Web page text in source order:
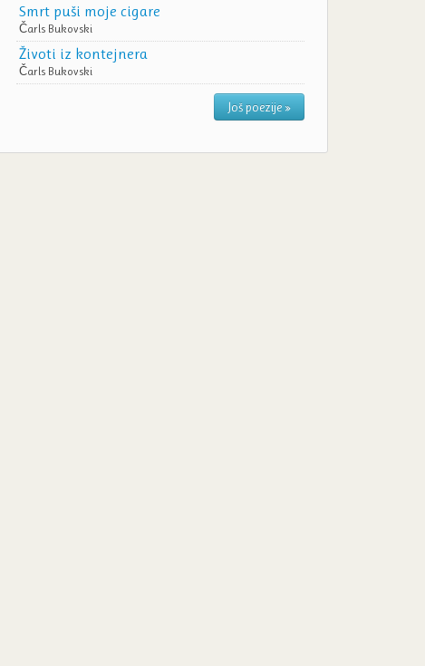
Smrt puši moje cigare
Čarls Bukovski
Životi iz kontejnera
Čarls Bukovski
Još poezije »